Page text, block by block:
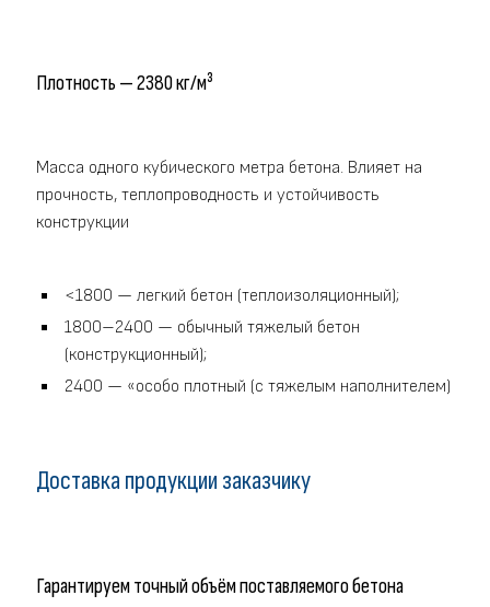
Плотность — 2380 кг/м³
Масса одного кубического метра бетона. Влияет на
прочность, теплопроводность и устойчивость
конструкции
<1800 — легкий бетон (теплоизоляционный);
1800–2400 — обычный тяжелый бетон
(конструкционный);
2400 — «особо плотный (с тяжелым наполнителем)
Доставка продукции заказчику
Гарантируем точный объём поставляемого бетона